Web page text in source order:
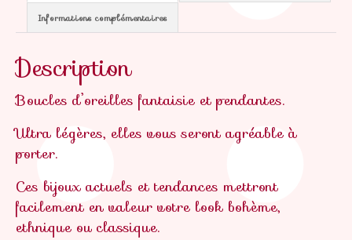
Informations complémentaires
Description
Boucles d’oreilles fantaisie et pendantes.
Ultra légères, elles vous seront agréable à
porter.
Ces bijoux actuels et tendances mettront
facilement en valeur votre look bohème,
ethnique ou classique.